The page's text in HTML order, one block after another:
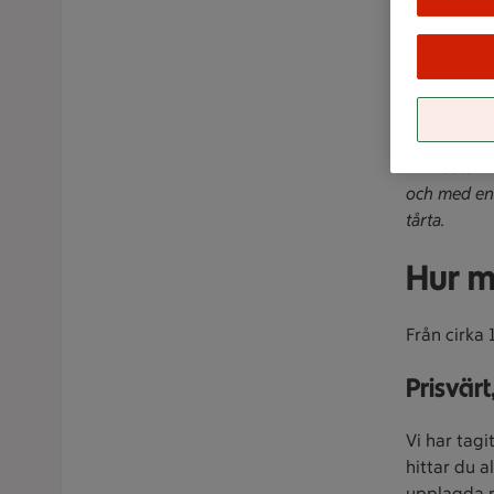
📞Bageri:
och med
tårta.
Hur
Från cirka
Vi har
hittar du